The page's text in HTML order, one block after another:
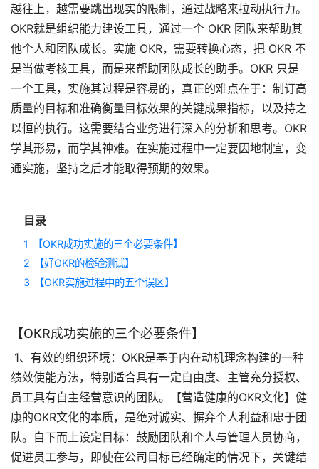
越往上，越需要跳出现实的限制，通过战略来拉动执行力。
OKR就是组织能力建设工具，通过一个 OKR 团队来帮助其
他个人和团队成长。实施 OKR，需要转换心态，把 OKR 不
是当做考核工具，而是来帮助团队成长的助手。OKR 只是
一个工具，实施其过程是容易的，真正的难点在于：制订高
质量的目标和准确衡量目标效果的关键成果指标，以及持之
以恒的执行。这需要结合业务进行深入的分析和思考。OKR
学其形易，而学其神难。在实施过程中一定要因地制宜，变
通实施，坚持之后才能取得预期的效果。
目录
1
【OKR成功实施的三个必要条件】
2
【好OKR的检验测试】
3
【OKR实施过程中的五个误区】
【OKR成功实施的三个必要条件】
绩效使能方法，特别适合具有一定自由度、主管充分授权、
员工具有自主经营意识的团队。【营造健康的OKR文化】健
康的OKR文化的本质，是绝对诚实、摒弃个人利益和忠于团
队。自下而上设定目标：鼓励团队和个人与管理人员协商，
促进员工参与，即使在公司目标已经确定的情况下，关键结